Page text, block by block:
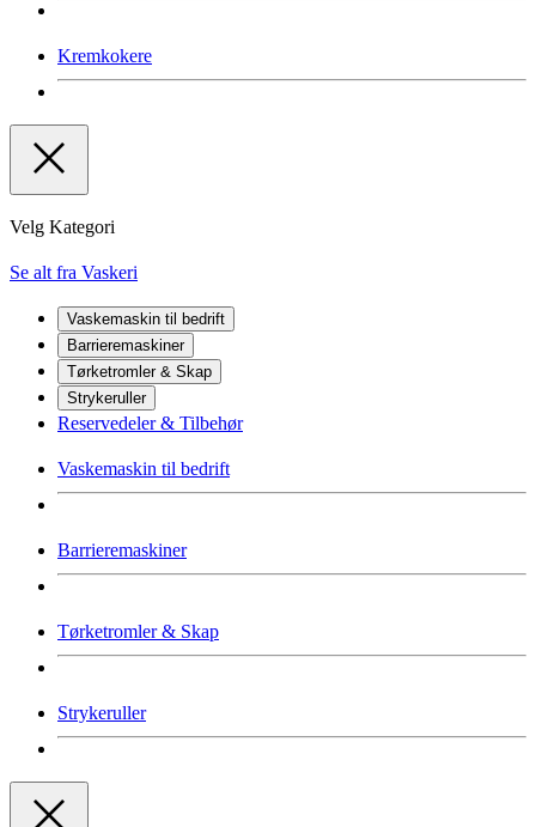
Kremkokere
Velg Kategori
Se alt fra Vaskeri
Vaskemaskin til bedrift
Barrieremaskiner
Tørketromler & Skap
Strykeruller
Reservedeler & Tilbehør
Vaskemaskin til bedrift
Barrieremaskiner
Tørketromler & Skap
Strykeruller